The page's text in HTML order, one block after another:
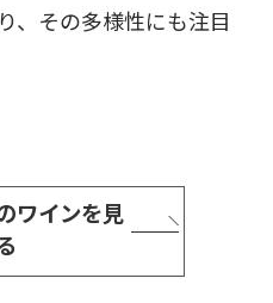
、その多様性にも注目
ワインを見